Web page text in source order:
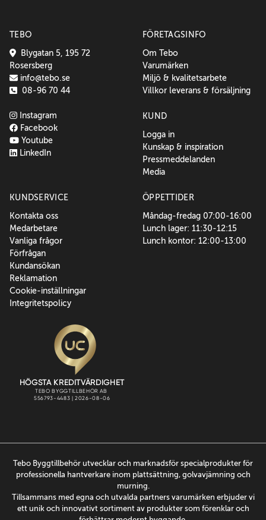
TEBO
Blygatan 5, 195 72
Rosersberg
info@tebo.se
08-96 70 44
Instagram
Facebook
Youtube
LinkedIn
FÖRETAGSINFO
Om Tebo
Varumärken
Miljö & kvalitetsarbete
Villkor leverans & försäljning
KUND
Logga in
Kunskap & inspiration
Pressmeddelanden
Media
KUNDSERVICE
Kontakta oss
Medarbetare
Vanliga frågor
Förfrågan
Kundansökan
Reklamation
Cookie-inställningar
Integritetspolicy
ÖPPETTIDER
Måndag-fredag 07:00-16:00
Lunch lager: 11:30-12:15
Lunch kontor: 12:00-13:00
Tebo Byggtillbehör utvecklar och marknadsför specialprodukter för
professionella hantverkare inom plattsättning, golvavjämning och
murning.
Tillsammans med egna och utvalda partners varumärken erbjuder vi
ett unik och innovativt sortiment av produkter som förenklar och